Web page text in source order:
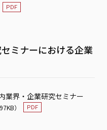
ミナーにおける企業
業界・企業研究セミナー
）